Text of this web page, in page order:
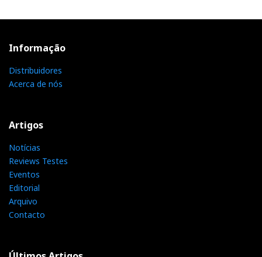
Informação
Distribuidores
Acerca de nós
Artigos
Notícias
Reviews Testes
Eventos
Editorial
Arquivo
Contacto